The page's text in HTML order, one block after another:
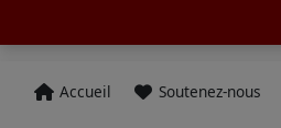
Accueil Soutenez-nous